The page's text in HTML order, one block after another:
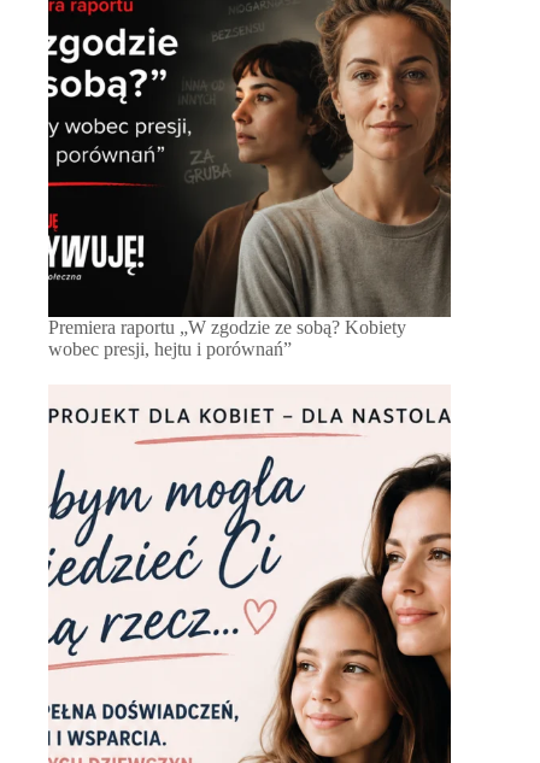
Premiera raportu „W zgodzie ze sobą? Kobiety
wobec presji, hejtu i porównań”